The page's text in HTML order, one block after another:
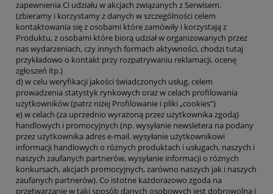
zapewnienia Ci udziału w akcjach związanych z Serwisem.
(zbieramy i korzystamy z danych w szczególności celem
kontaktowania się z osobami które zamówiły i korzystają z
Produktu, z osobami które biorą udział w organizowanych przez
nas wydarzeniach, czy innych formach aktywności, chodzi tutaj
przykładowo o kontakt przy rozpatrywaniu reklamacji, ocenę
zgłoszeń itp.)
d) w celu weryfikacji jakości świadczonych usług, celem
prowadzenia statystyk rynkowych oraz w celach profilowania
użytkowników (patrz niżej Profilowanie i pliki „cookies”)
e) w celach (za uprzednio wyrażoną przez użytkownika zgodą)
handlowych i promocyjnych (np. wysyłanie newsletera na podany
przez użytkownika adres e-mail. wysyłanie użytkownikowi
informacji handlowych o różnych produktach i usługach, naszych i
naszych zaufanych partnerów, wysyłanie informacji o różnych
konkursach, akcjach promocyjnych, zarówno naszych jak i naszych
zaufanych partnerów). Co istotne każdorazowo zgoda na
przetwarzanie w taki sposób danych osobowych jest dobrowolna i